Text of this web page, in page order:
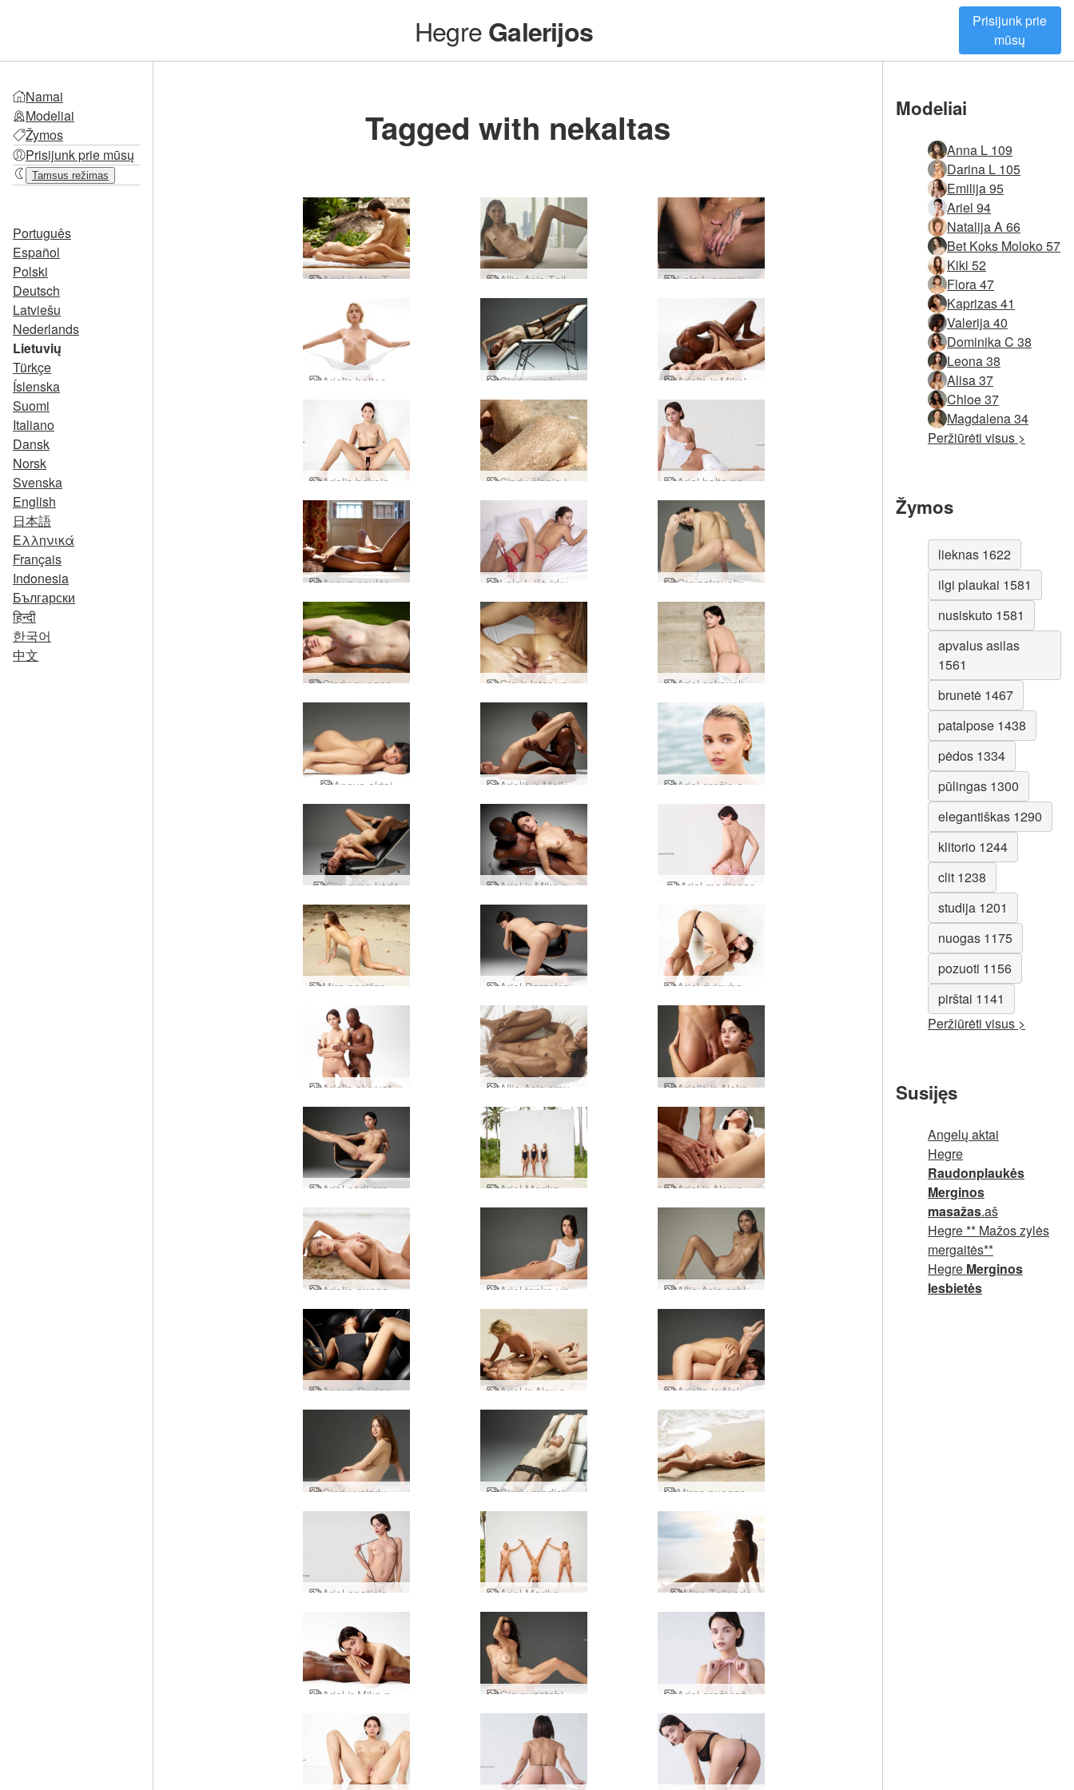
HegreGalerijos
Prisijunk prie
mūsų
Namai
Modeliai
Žymos
Prisijunk prie mūsų
Tamsus režimas
Português
Español
Polski
Deutsch
Latviešu
Nederlands
Lietuvių
Türkçe
Íslenska
Suomi
Italiano
Dansk
Norsk
Svenska
English
日本語
Ελληνικά
Français
Indonesia
Български
हिन्दी
한국어
中文
Tagged with nekaltas
Ariel ir Alex Tantric Touch Allie Asia Tailando gražuolė Lola L permirkusi
Cindy grožio procedūra
Cindy šlapia ir smėlio Ariel balta nekaltybė
Anaya saulės energija Gia seksualinė būtybė
Cindy nuogas modelis Gia ir Istar yoni garbina Ariel seksuali mylimoji
Anaya aktai Arielis ir Maikas švelnūs prisilietimai Ariel grožio apibrėžimas
Gia gyno kėdė Ariel ir Mike gilus erotinis masažas Ariel madingas
Ariel Barcelona fotelis
Arielis alyvuotas Mike'o Arielis ir Aleksas gražuolė ir pabaisa
Ariel sėdi gražuolė Ariel Marika Melena Maria foto siena Ariel ir Alex seksualinė stimuliacija
Arielio nuoga poezija Ariel tanko viršus Allie Asia schlong staigmena
Anaya Dodge įkroviklis Ariel ir Alex seksas paplūdimyje Arielio ir Alekso intymumas
Cindy vaizduojamojo meno aktai Cindy medicininė apžiūra
Ariel apatinis trikotažas Ariel Marika Melena Marija nuoga džiunglėse Mira Tailande
Ariel graži rožinė
Modeliai
Anna L 109
Darina L 105
Emilija 95
Ariel 94
Natalija A 66
Bet Koks Moloko 57
Kiki 52
Flora 47
Kaprizas 41
Valerija 40
Dominika C 38
Leona 38
Alisa 37
Chloe 37
Magdalena 34
Peržiūrėti visus >
Žymos
lieknas 1622
ilgi plaukai 1581
nusiskuto 1581
apvalus asilas
1561
brunetė 1467
patalpose 1438
pėdos 1334
pūlingas 1300
elegantiškas 1290
klitorio 1244
clit 1238
studija 1201
nuogas 1175
pozuoti 1156
pirštai 1141
Peržiūrėti visus >
Susijęs
Angelų aktai
Hegre
Raudonplaukės
Merginos
masažas.aš
Hegre ** Mažos zylės
mergaitės**
Hegre Merginos
lesbietės